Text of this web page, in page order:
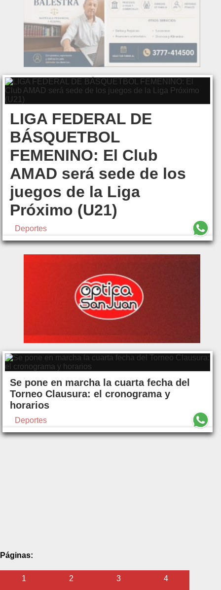
LIGA FEDERAL DE
BÁSQUETBOL
FEMENINO: El Club
AMAD será sede de los
juegos de la Liga
Próximo (U21)
Deportes
Se pone en marcha la cuarta fecha del
Torneo Clausura: el cronograma y
horarios
Deportes
Páginas:
1 2 3 4